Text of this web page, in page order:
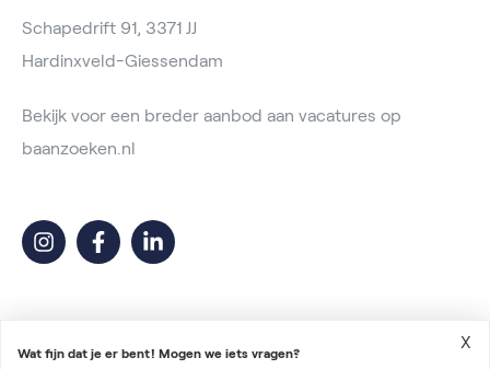
Schapedrift 91, 3371 JJ
Hardinxveld-Giessendam
Bekijk voor een breder aanbod aan vacatures op
baanzoeken.nl
Wat fijn dat je er bent! Mogen we iets vragen?
X